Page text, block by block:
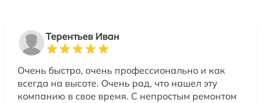
Терентьев Иван
Очень быстро, очень профессионально и как
всегда на высоте. Очень рад, что нашел эту
компанию в свое время. С непростым ремонтом